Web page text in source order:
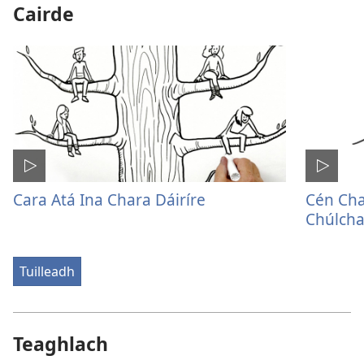
Cairde
Cara Atá Ina Chara Dáiríre
Cén
Tuilleadh
Teaghlach